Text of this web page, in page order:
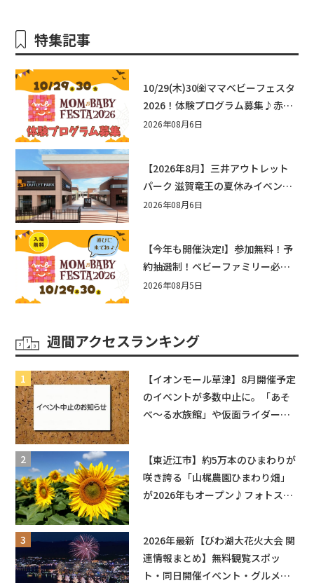
特集記事
10/29(木)30㈮ママベビーフェスタ
2026！体験プログラム募集♪赤ち
ゃん向けイベントに出演しません
2026年08月6日
【2026年8月】三井アウトレット
パーク 滋賀竜王の夏休みイベント
まとめ！びしょぬれ水あそび・激
2026年08月6日
【今年も開催決定!】参加無料！予
約抽選制！ベビーファミリー必見
☆入場無料☆10/29(木)30(金)ママ
2026年08月5日
週間アクセスランキング
【イオンモール草津】8月開催予定
のイベントが多数中止に。「あそ
べ〜る水族館」や仮面ライダーシ
【東近江市】約5万本のひまわりが
咲き誇る「山梶農園ひまわり畑」
が2026年もオープン♪フォトスポ
2026年最新【びわ湖大花火大会 関
連情報まとめ】無料観覧スポッ
ト・同日開催イベント・グルメマ